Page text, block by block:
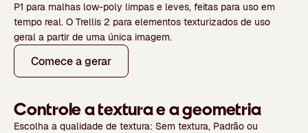
P1 para malhas low-poly limpas e leves, feitas para uso em
tempo real. O Trellis 2 para elementos texturizados de uso
geral a partir de uma única imagem.
Comece a gerar
Controle a textura e a geometria
Escolha a qualidade de textura: Sem textura, Padrão ou